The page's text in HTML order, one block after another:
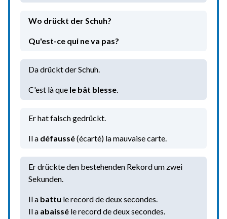
Wo drückt der Schuh?
Qu'est-ce qui ne va pas?
Da drückt der Schuh.
C'est là que le bât blesse.
Er hat falsch gedrückt.
Il a défaussé(écarté) la mauvaise carte.
Er drückte den bestehenden Rekord um zwei
Sekunden.
Il a battu le record de deux secondes.
Il a abaissé le record de deux secondes.